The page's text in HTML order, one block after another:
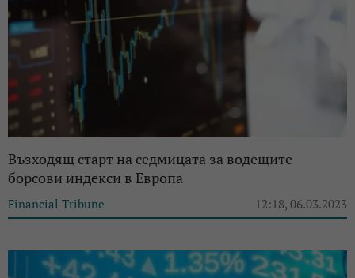
Възходящ старт на седмицата за водещите
борсови индекси в Европа
Financial Tribune 12:18, 06.03.2023